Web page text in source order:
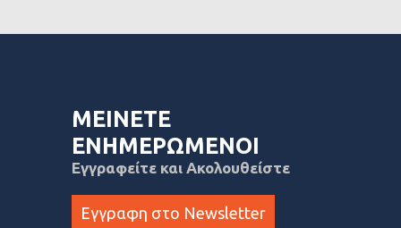
ΜΕΙΝΕΤΕ
ΕΝΗΜΕΡΩΜΕΝΟΙ
Εγγραφείτε και Ακολουθείστε
Εγγραφη στο Newsletter